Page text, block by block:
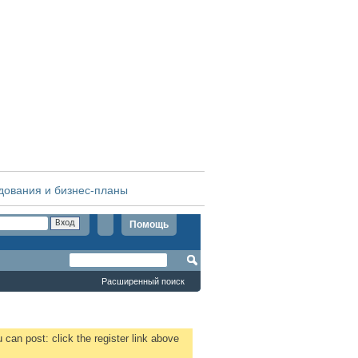
и бизнес-планы
Помощь
Расширенный поиск
can post: click the register link above